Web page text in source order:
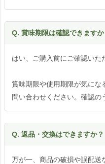
Q. 賞味期限は確認できますか
はい、ご購入前にご確認いた
賞味期限や使用期限が気にな
問い合わせください。確認の
Q. 返品・交換はできますか？
万が一、商品の破損や誤配送